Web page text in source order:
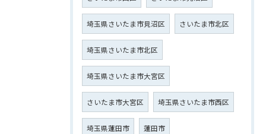
埼玉県さいたま市見沼区 さいたま市北区
埼玉県さいたま市北区
埼玉県さいたま市大宮区
さいたま市大宮区 埼玉県さいたま市西区
埼玉県蓮田市 蓮田市